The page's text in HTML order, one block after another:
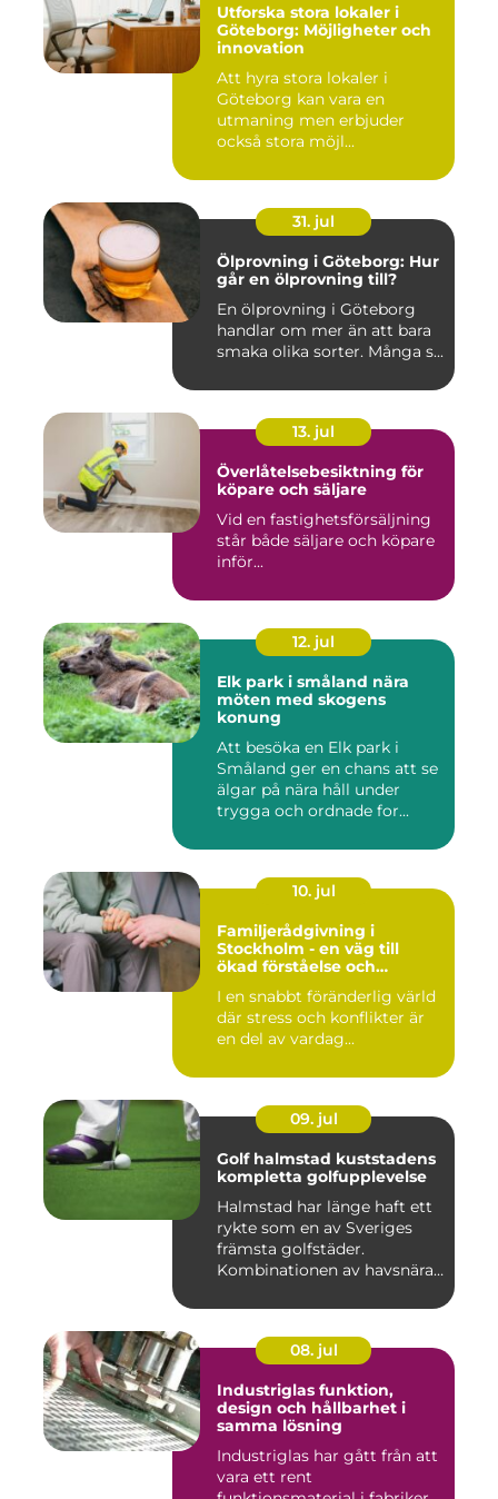
Utforska stora lokaler i
Göteborg: Möjligheter och
innovation
Att hyra stora lokaler i
Göteborg kan vara en
utmaning men erbjuder
också stora möjl...
31. jul
Ölprovning i Göteborg: Hur
går en ölprovning till?
En ölprovning i Göteborg
handlar om mer än att bara
smaka olika sorter. Många s...
13. jul
Överlåtelsebesiktning för
köpare och säljare
Vid en fastighetsförsäljning
står både säljare och köpare
inför...
12. jul
Elk park i småland nära
möten med skogens
konung
Att besöka en Elk park i
Småland ger en chans att se
älgar på nära håll under
trygga och ordnade for...
10. jul
Familjerådgivning i
Stockholm - en väg till
ökad förståelse och
I en snabbt föränderlig värld
där stress och konflikter är
en del av vardag...
09. jul
Golf halmstad kuststadens
kompletta golfupplevelse
Halmstad har länge haft ett
rykte som en av Sveriges
främsta golfstäder.
Kombinationen av havsnära
08. jul
Industriglas funktion,
design och hållbarhet i
samma lösning
Industriglas har gått från att
vara ett rent